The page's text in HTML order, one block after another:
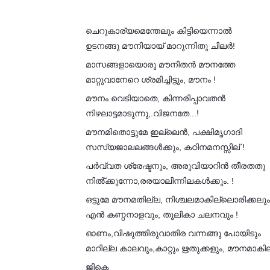
ചെറുകാര്യമെന്തേലും കിട്ടിയെന്നാൽ
ഉടനങ്ങു മൗനിയായ് മാറുന്നിതു ചിലർ!
മാസങ്ങളായൊരു മൗനിതൻ മൗനത്തേ
മാറ്റുവാനേറെ ശ്രമിച്ചിട്ടും, മൗനം !
മൗനം വെടിയാതെ, കിന്നരിപ്പാവതൻ
നിഴലാട്ടമാടുന്നു,.വിജനതേ...!
മൗനമിതൊട്ടുമേ ഇല്ലെൻ, പക്ഷിമൃഗാദി
സസ്യജാലലങ്ങൾക്കും, കഠിനമനസ്സില് !
പർവ്വത ശ്രേഷ്ടനും, അരുവിയാറിൻ തീരതതു
നിൽ്ക്കുന്നോ,രരയാലിന്നിലകൾക്കും. !
ഒട്ടുമേ മൗനമതില്ല, നിശ്ചലമാകില്ലൊരിക്കലും
എൻ കണ്ഠനാളവും, തൂലികാ ചലനവും !
ഓണം,വിഷുത്തിരുവാതിര വന്നങ്ങു പോയിടും
മാറില്ല കാലവും,കാറ്റും ഋതുക്കളും,
ജികെ